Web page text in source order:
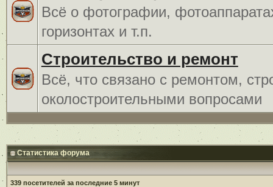
Всё о фотографии,
горизонтах и т.п.
Строительство и ремонт
Всё, что связано с ремонтом,
околостроительными вопросами
Статистика форума
339 посетителей за последние 5 минут